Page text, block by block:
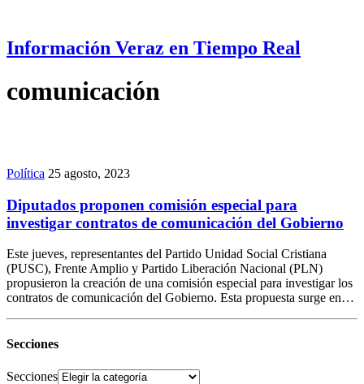
Información Veraz en Tiempo Real
comunicación
Política 25 agosto, 2023
Diputados proponen comisión especial para
investigar contratos de comunicación del Gobierno
Este jueves, representantes del Partido Unidad Social Cristiana
(PUSC), Frente Amplio y Partido Liberación Nacional (PLN)
propusieron la creación de una comisión especial para investigar los
contratos de comunicación del Gobierno. Esta propuesta surge en…
Secciones
Secciones